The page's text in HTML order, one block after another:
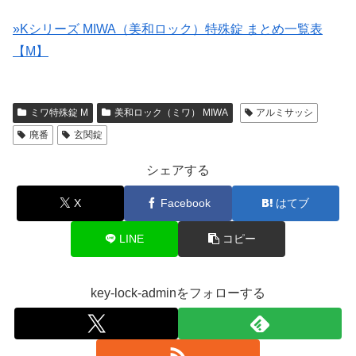
»Kシリーズ MIWA（美和ロック）特殊錠 まとめ一覧表
【M】
ミワ特殊錠 M 美和ロック（ミワ） MIWA
アルミサッシ
廃番
玄関錠
シェアする
X Facebook はてブ
LINE コピー
key-lock-adminをフォローする